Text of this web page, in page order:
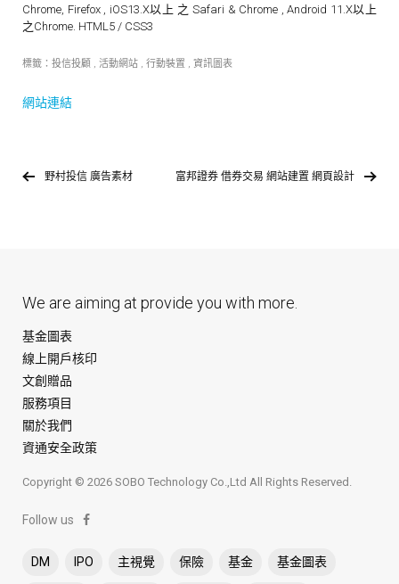
Chrome, Firefox , iOS13.X以上 之 Safari & Chrome , Android 11.X以上
之Chrome. HTML5 / CSS3
標籤： 投信投顧 , 活動網站 , 行動裝置 , 資訊圖表
網站連結
野村投信 廣告素材 富邦證券 借券交易 網站建置 網頁設計
We are aiming at provide you with more.
基金圖表
線上開戶核印
文創贈品
服務項目
關於我們
資通安全政策
Copyright © 2026 SOBO Technology Co.,Ltd All Rights Reserved.
Follow us
DM IPO 主視覺 保險 基金 基金圖表